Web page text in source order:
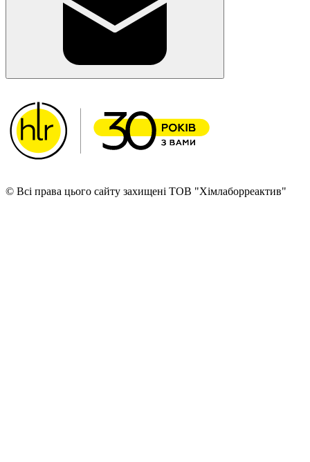
© Всі права цього сайту захищені ТОВ "Хімлаборреактив"